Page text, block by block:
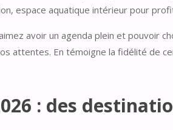
espace aquatique intérieur pour
avoir un agenda plein et pouvoir
attentes. En témoigne la fidélité de
: des